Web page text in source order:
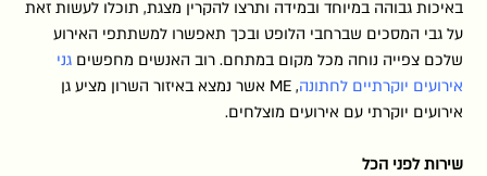
באיכות גבוהה במיוחד ובמידה ותרצו להקרין מצגת, תוכלו לעשות זאת
על גבי המסכים שברחבי הלופט ובכך תאפשרו למשתתפי האירוע
שלכם צפייה נוחה מכל מקום במתחם. רוב האנשים מחפשיםגני
אירועים יוקרתיים לחתונה
, ME אשר נמצא באיזור השרון מציע גן
אירועים יוקרתי עם אירועים מוצלחים.
שירות לפני הכל